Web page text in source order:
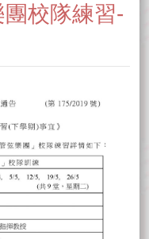
校隊練習-